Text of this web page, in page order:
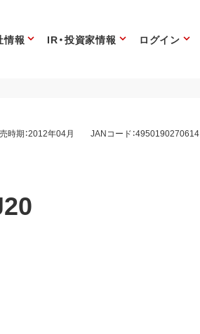
情報 IR・投資家情報 ログイン
時期：2012年04月 JANコード：4950190270614